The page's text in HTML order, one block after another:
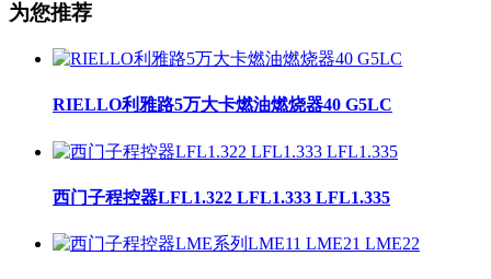
为您推荐
RIELLO利雅路5万大卡燃油燃烧器40 G5LC
西门子程控器LFL1.322 LFL1.333 LFL1.335